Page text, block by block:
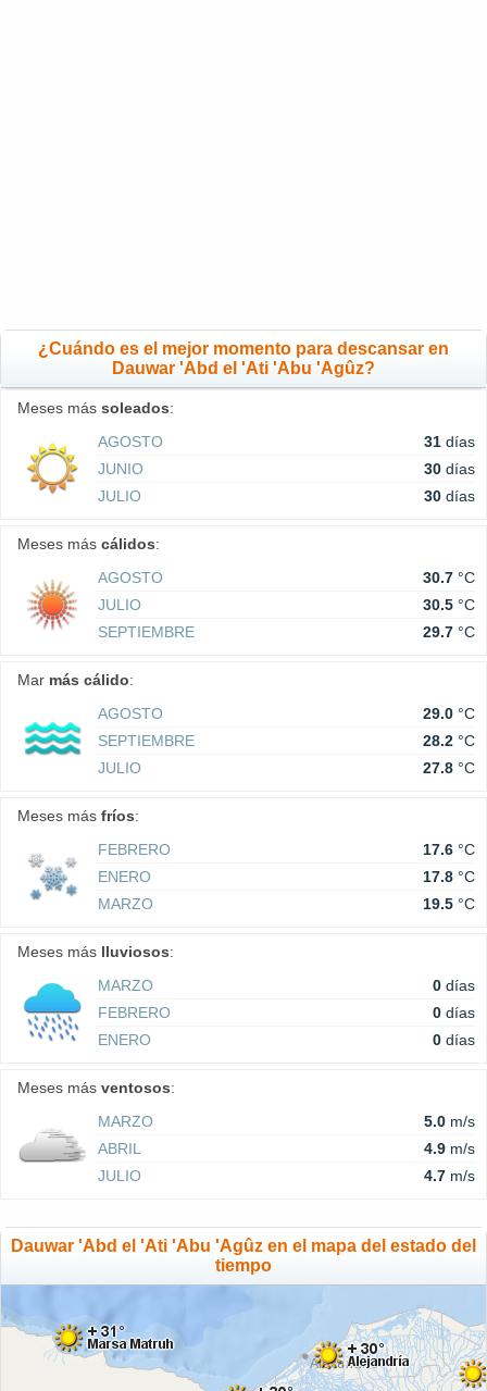
¿Cuándo es el mejor momento para descansar en
Dauwar 'Abd el 'Ati 'Abu 'Agûz?
Meses más soleados:
AGOSTO
31 días
JUNIO
30 días
JULIO
30 días
Meses más cálidos:
AGOSTO
30.7 °C
JULIO
30.5 °C
SEPTIEMBRE
29.7 °C
Mar más cálido:
AGOSTO
29.0 °C
SEPTIEMBRE
28.2 °C
JULIO
27.8 °C
Meses más fríos:
FEBRERO
17.6 °C
ENERO
17.8 °C
MARZO
19.5 °C
Meses más lluviosos:
MARZO
0 días
FEBRERO
0 días
ENERO
0 días
Meses más ventosos:
MARZO
5.0 m/s
ABRIL
4.9 m/s
JULIO
4.7 m/s
Dauwar 'Abd el 'Ati 'Abu 'Agûz en el mapa del estado del
tiempo